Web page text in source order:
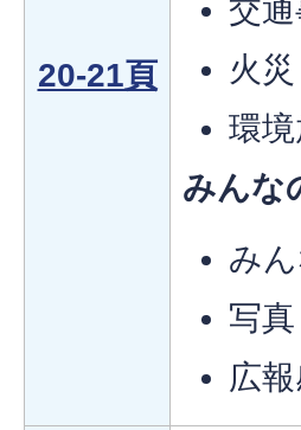
20-21頁
交
火
環
みんな
み
写
広